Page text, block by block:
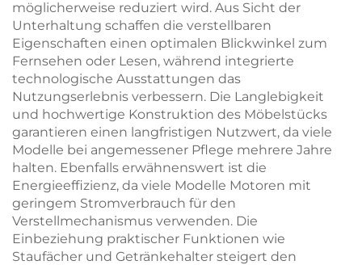
möglicherweise reduziert wird. Aus Sicht der
Unterhaltung schaffen die verstellbaren
Eigenschaften einen optimalen Blickwinkel zum
Fernsehen oder Lesen, während integrierte
technologische Ausstattungen das
Nutzungserlebnis verbessern. Die Langlebigkeit
und hochwertige Konstruktion des Möbelstücks
garantieren einen langfristigen Nutzwert, da viele
Modelle bei angemessener Pflege mehrere Jahre
halten. Ebenfalls erwähnenswert ist die
Energieeffizienz, da viele Modelle Motoren mit
geringem Stromverbrauch für den
Verstellmechanismus verwenden. Die
Einbeziehung praktischer Funktionen wie
Staufächer und Getränkehalter steigert den